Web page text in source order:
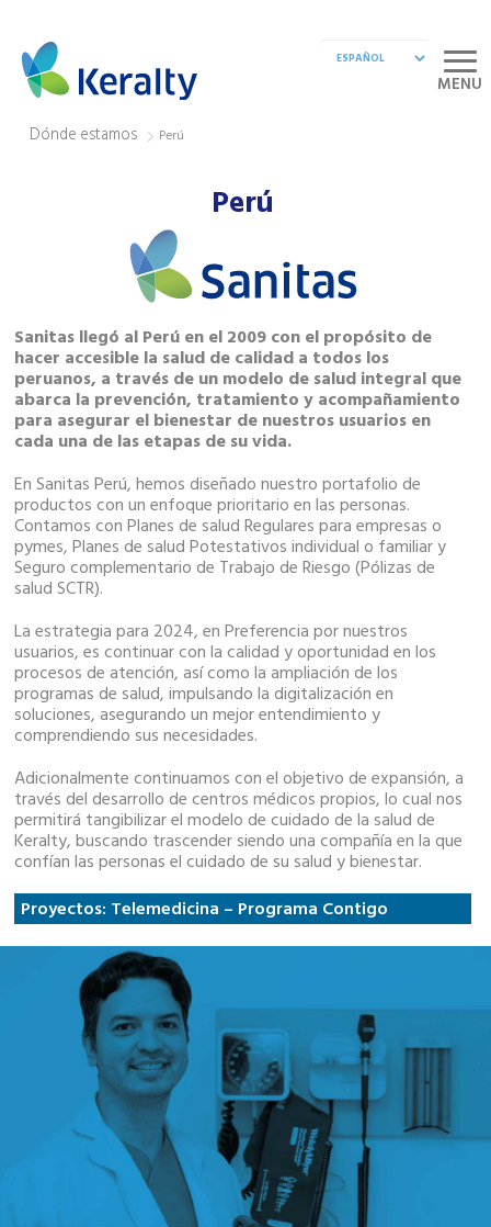
MENU
Dónde estamos
Perú
Perú
Sanitas llegó al Perú en el 2009 con el propósito de
hacer accesible la salud de calidad a todos los
peruanos, a través de un modelo de salud integral que
abarca la prevención, tratamiento y acompañamiento
para asegurar el bienestar de nuestros usuarios en
cada una de las etapas de su vida.
En Sanitas Perú, hemos diseñado nuestro portafolio de
productos con un enfoque prioritario en las personas.
Contamos con Planes de salud Regulares para empresas o
pymes, Planes de salud Potestativos individual o familiar y
Seguro complementario de Trabajo de Riesgo (Pólizas de
salud SCTR).
La estrategia para 2024, en Preferencia por nuestros
usuarios, es continuar con la calidad y oportunidad en los
procesos de atención, así como la ampliación de los
programas de salud, impulsando la digitalización en
soluciones, asegurando un mejor entendimiento y
comprendiendo sus necesidades.
Adicionalmente continuamos con el objetivo de expansión, a
través del desarrollo de centros médicos propios, lo cual nos
permitirá tangibilizar el modelo de cuidado de la salud de
Keralty, buscando trascender siendo una compañía en la que
confían las personas el cuidado de su salud y bienestar.
Proyectos: Telemedicina – Programa Contigo